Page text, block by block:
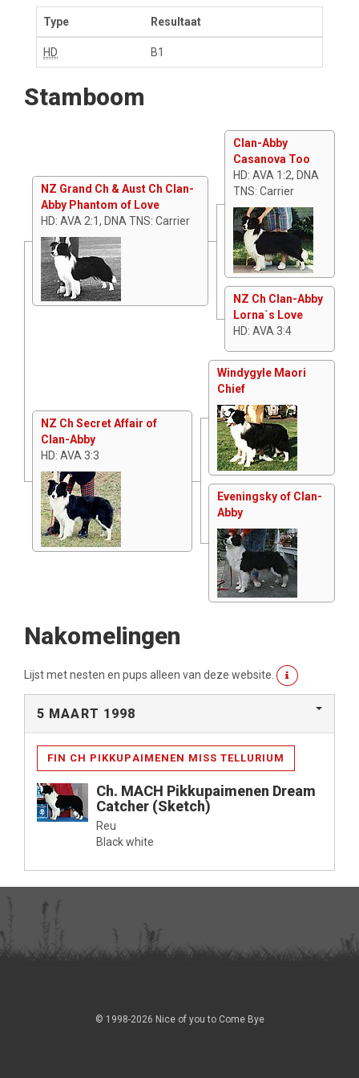
Type Resultaat
HD B1
Stamboom
NZ Grand Ch & Aust Ch Clan-
Abby Phantom of Love
HD: AVA 2:1, DNA TNS: Carrier
Clan-Abby
Casanova Too
HD: AVA 1:2, DNA
TNS: Carrier
NZ Ch Clan-Abby
Lorna`s Love
HD: AVA 3:4
NZ Ch Secret Affair of
Clan-Abby
HD: AVA 3:3
Windygyle Maori
Chief
Eveningsky of Clan-
Abby
Nakomelingen
Lijst met nesten en pups alleen van deze website.
5 MAART 1998
FIN CH PIKKUPAIMENEN MISS TELLURIUM
Ch. MACH Pikkupaimenen Dream
Catcher (Sketch)
Reu
Black white
© 1998-2026 Nice of you to Come Bye